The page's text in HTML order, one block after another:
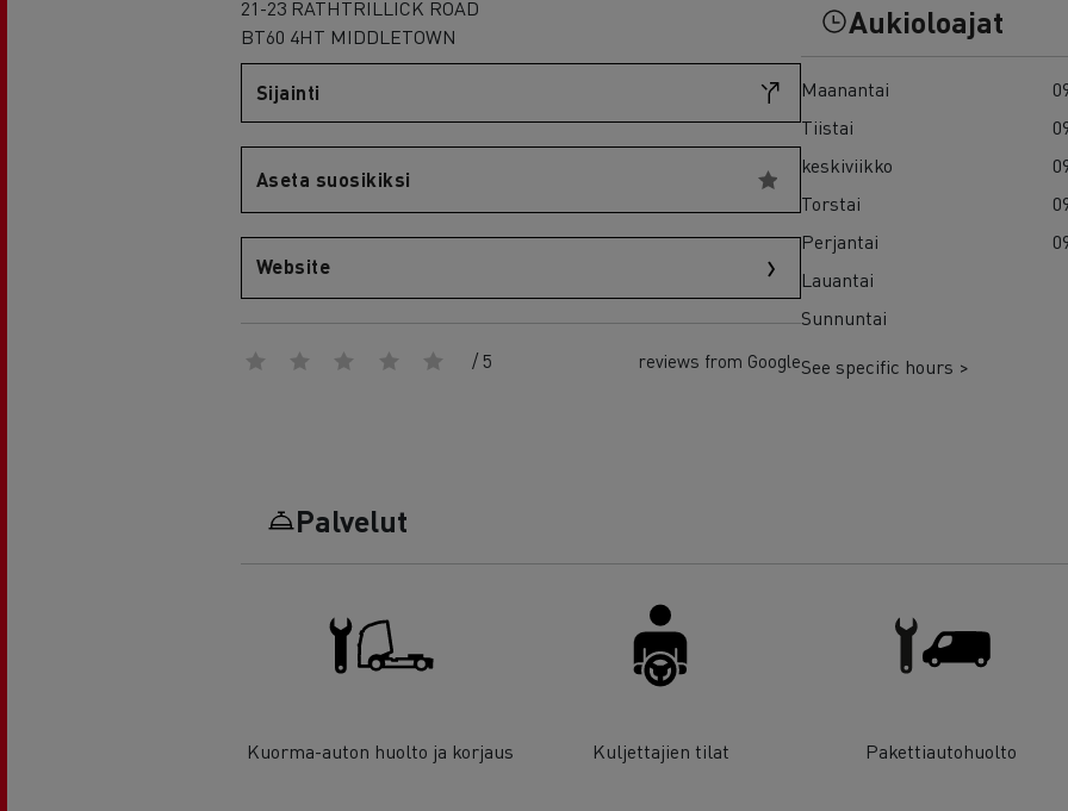
Sähkökuorma-auton rahoitus
21-23 RATHTRILLICK ROAD
BT60 4HT MIDDLETOWN
Sijainti
Aseta suosikiksi
Website
/ 5 reviews from Google
Aukioloajat
Maanantai
Tiistai
keskiviikko
Torstai
Perjantai
Lauantai
Sunnuntai
See specific hours >
Palvelut
Kuorma-auton huolto ja korjaus Kuljettajien tilat Pakettiautohuolto